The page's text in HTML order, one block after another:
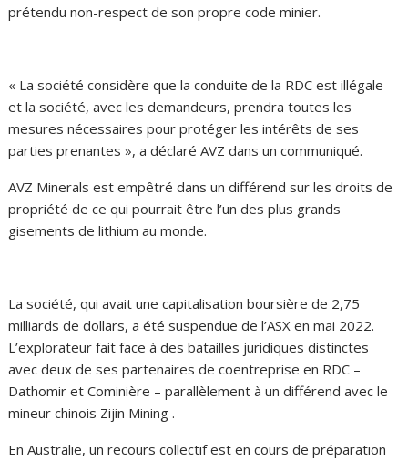
prétendu non-respect de son propre code minier.
« La société considère que la conduite de la RDC est illégale
et la société, avec les demandeurs, prendra toutes les
mesures nécessaires pour protéger les intérêts de ses
parties prenantes », a déclaré AVZ dans un communiqué.
AVZ Minerals est empêtré dans un différend sur les droits de
propriété de ce qui pourrait être l’un des plus grands
gisements de lithium au monde.
La société, qui avait une capitalisation boursière de 2,75
milliards de dollars, a été suspendue de l’ASX en mai 2022.
L’explorateur fait face à des batailles juridiques distinctes
avec deux de ses partenaires de coentreprise en RDC –
Dathomir et Cominière – parallèlement à un différend avec le
mineur chinois Zijin Mining .
En Australie, un recours collectif est en cours de préparation